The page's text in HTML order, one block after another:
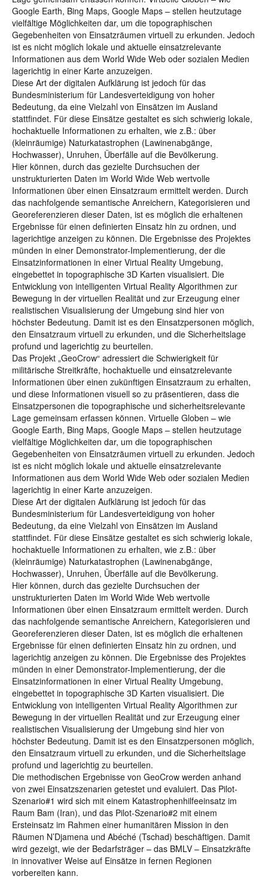
Google Earth, Bing Maps, Google Maps – stellen heutzutage
vielfältige Möglichkeiten dar, um die topographischen
Gegebenheiten von Einsatzräumen virtuell zu erkunden. Jedoch
ist es nicht möglich lokale und aktuelle einsatzrelevante
Informationen aus dem World Wide Web oder sozialen Medien
lagerichtig in einer Karte anzuzeigen.
Diese Art der digitalen Aufklärung ist jedoch für das
Bundesministerium für Landesverteidigung von hoher
Bedeutung, da eine Vielzahl von Einsätzen im Ausland
stattfindet. Für diese Einsätze gestaltet es sich schwierig lokale,
hochaktuelle Informationen zu erhalten, wie z.B.: über
(kleinräumige) Naturkatastrophen (Lawinenabgänge,
Hochwasser), Unruhen, Überfälle auf die Bevölkerung.
Hier können, durch das gezielte Durchsuchen der
unstrukturierten Daten im World Wide Web wertvolle
Informationen über einen Einsatzraum ermittelt werden. Durch
das nachfolgende semantische Anreichern, Kategorisieren und
Georeferenzieren dieser Daten, ist es möglich die erhaltenen
Ergebnisse für einen definierten Einsatz hin zu ordnen, und
lagerichtige anzeigen zu können. Die Ergebnisse des Projektes
münden in einer Demonstrator-Implementierung, der die
Einsatzinformationen in einer Virtual Reality Umgebung,
eingebettet in topographische 3D Karten visualisiert. Die
Entwicklung von intelligenten Virtual Reality Algorithmen zur
Bewegung in der virtuellen Realität und zur Erzeugung einer
realistischen Visualisierung der Umgebung sind hier von
höchster Bedeutung. Damit ist es den Einsatzpersonen möglich,
den Einsatzraum virtuell zu erkunden, und die Sicherheitslage
profund und lagerichtig zu beurteilen.
Das Projekt „GeoCrow“ adressiert die Schwierigkeit für
militärische Streitkräfte, hochaktuelle und einsatzrelevante
Informationen über einen zukünftigen Einsatzraum zu erhalten,
und diese Informationen visuell so zu präsentieren, dass die
Einsatzpersonen die topographische und sicherheitsrelevante
Lage gemeinsam erfassen können. Virtuelle Globen – wie
Google Earth, Bing Maps, Google Maps – stellen heutzutage
vielfältige Möglichkeiten dar, um die topographischen
Gegebenheiten von Einsatzräumen virtuell zu erkunden. Jedoch
ist es nicht möglich lokale und aktuelle einsatzrelevante
Informationen aus dem World Wide Web oder sozialen Medien
lagerichtig in einer Karte anzuzeigen.
Diese Art der digitalen Aufklärung ist jedoch für das
Bundesministerium für Landesverteidigung von hoher
Bedeutung, da eine Vielzahl von Einsätzen im Ausland
stattfindet. Für diese Einsätze gestaltet es sich schwierig lokale,
hochaktuelle Informationen zu erhalten, wie z.B.: über
(kleinräumige) Naturkatastrophen (Lawinenabgänge,
Hochwasser), Unruhen, Überfälle auf die Bevölkerung.
Hier können, durch das gezielte Durchsuchen der
unstrukturierten Daten im World Wide Web wertvolle
Informationen über einen Einsatzraum ermittelt werden. Durch
das nachfolgende semantische Anreichern, Kategorisieren und
Georeferenzieren dieser Daten, ist es möglich die erhaltenen
Ergebnisse für einen definierten Einsatz hin zu ordnen, und
lagerichtig anzeigen zu können. Die Ergebnisse des Projektes
münden in einer Demonstrator-Implementierung, der die
Einsatzinformationen in einer Virtual Reality Umgebung,
eingebettet in topographische 3D Karten visualisiert. Die
Entwicklung von intelligenten Virtual Reality Algorithmen zur
Bewegung in der virtuellen Realität und zur Erzeugung einer
realistischen Visualisierung der Umgebung sind hier von
höchster Bedeutung. Damit ist es den Einsatzpersonen möglich,
den Einsatzraum virtuell zu erkunden, und die Sicherheitslage
profund und lagerichtig zu beurteilen.
Die methodischen Ergebnisse von GeoCrow werden anhand
von zwei Einsatzszenarien getestet und evaluiert. Das Pilot-
Szenario#1 wird sich mit einem Katastrophenhilfeeinsatz im
Raum Bam (Iran), und das Pilot-Szenario#2 mit einem
Ersteinsatz im Rahmen einer humanitären Mission in den
Räumen N’Djamena und Abéché (Tschad) beschäftigen. Damit
wird gezeigt, wie der Bedarfsträger – das BMLV – Einsatzkräfte
in innovativer Weise auf Einsätze in fernen Regionen
vorbereiten kann.